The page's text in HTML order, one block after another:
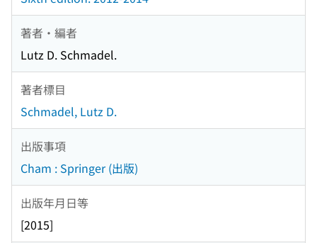
著者・編者
Lutz D. Schmadel.
著者標目
Schmadel, Lutz D.
出版事項
Cham : Springer (出版)
出版年月日等
[2015]